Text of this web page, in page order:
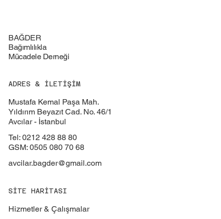
BAĞDER
Bağımlılıkla
Mücadele Derneği
ADRES & İLETİŞİM
Mustafa Kemal Paşa Mah.
Yıldırım Beyazıt Cad. No. 46/1
Avcılar - İstanbul
Tel: 0212 428 88 80
GSM: 0505 080 70 68
avcilar.bagder@gmail.com
SİTE HARİTASI
Hizmetler & Çalışmalar